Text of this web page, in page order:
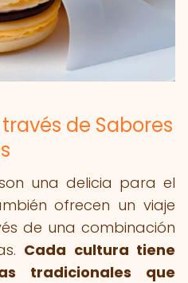
de Sabores
una delicia para el
ofrecen un viaje
de una combinación
Cada cultura tiene
tradicionales que